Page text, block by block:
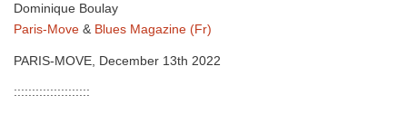
Dominique Boulay
Paris-Move & Blues Magazine (Fr)
PARIS-MOVE, December 13th 2022
:::::::::::::::::::::